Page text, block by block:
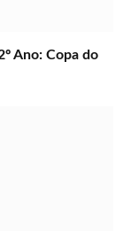
Ano: Copa do